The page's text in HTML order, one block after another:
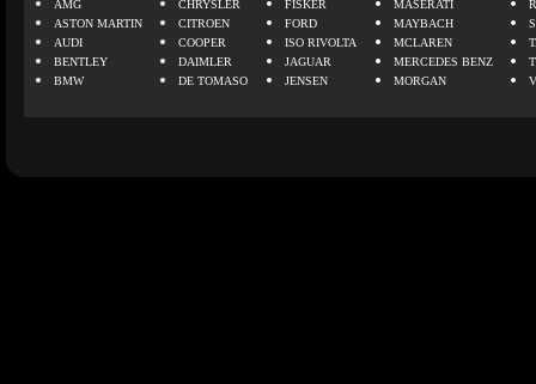
AMG
ASTON MARTIN
AUDI
BENTLEY
BMW
CHRYSLER
CITROEN
COOPER
DAIMLER
DE TOMASO
FISKER
FORD
ISO RIVOLTA
JAGUAR
JENSEN
MASERATI
MAYBACH
MCLAREN
MERCEDES BENZ
MORGAN